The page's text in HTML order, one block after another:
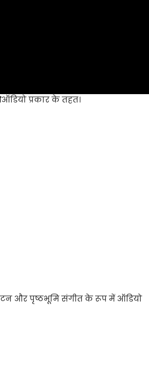
ऑडियो प्रकार के तहत।
और पृष्ठभूमि संगीत के रूप में ऑडियो